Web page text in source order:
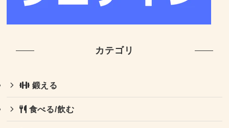
カテゴリ
鍛える
食べる/飲む